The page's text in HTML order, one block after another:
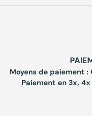
Moyens de paiement
Paiement en 3x,